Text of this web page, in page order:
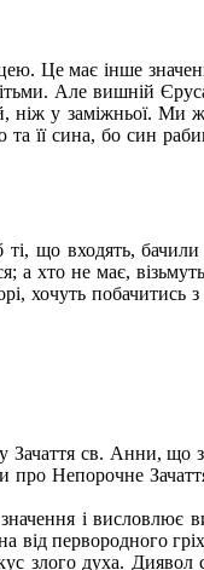
Це має інше
Але вишній
у заміжньої. Ми
її сина, бо син
що входять,
хто не має,
хочуть побачитись
Зачаття св. Анни, що
про Непорочне
і висловлює
первородного
злого духа. Диявол